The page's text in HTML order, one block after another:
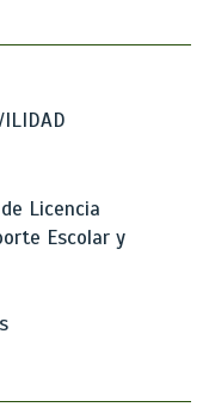
Licencia
Escolar y